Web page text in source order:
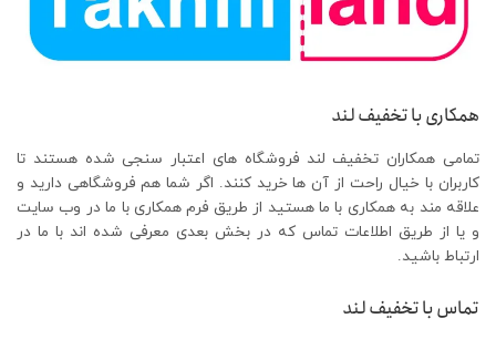
همکاری با تخفیف لند
تمامی همکاران تخفیف لند فروشگاه های اعتبار سنجی شده هستند تا
کاربران با خیال راحت از آن ها خرید کنند. اگر شما هم فروشگاهی دارید و
علاقه مند به همکاری با ما هستید از طریق فرم همکاری با ما در وب سایت
و یا از طریق اطلاعات تماس که در بخش بعدی معرفی شده اند با ما در
ارتباط باشید.
تماس با تخفیف لند